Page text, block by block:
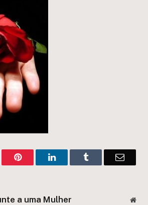
Pinterest LinkedInTumblr Email
a uma Mulher